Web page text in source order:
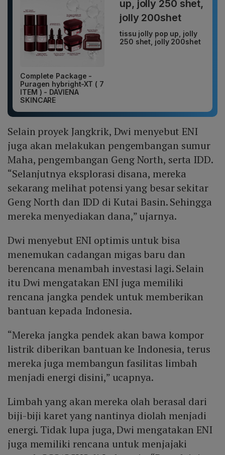
Complete Package -
Puragen hybright-XT ( 7
ITEM ) - DAVIENA
SKINCARE
tissu jolly pop up, jolly
250 shet, jolly 200shet
Selain proyek Jangkrik, Dwi menyebut ENI
juga akan melakukan pengembangan sumur
Maha, pengembangan Geng North, serta IDD.
“Selanjutnya eksplorasi disana, mereka
sekarang melihat potensi yang besar sekitar
Geng North dan IDD di Kutai Basin. Sehingga
mereka menyediakan dana,” ujarnya.
Dwi menyebut ENI optimis untuk bisa
menemukan cadangan migas baru dan
berencana menambah investasi lagi. Selain
itu Dwi mengatakan ENI juga memiliki
rencana jangka pendek untuk memberikan
bantuan kepada Indonesia.
“Mereka jangka pendek akan bawa kompor
listrik diberikan bantuan ke Indonesia, terus
mereka juga membangun fasilitas limbah
menjadi energi disini,” ucapnya.
Limbah yang akan mereka olah berasal dari
biji-biji karet yang nantinya diolah menjadi
energi. Tidak lupa juga, Dwi mengatakan ENI
juga memiliki rencana untuk menjajaki